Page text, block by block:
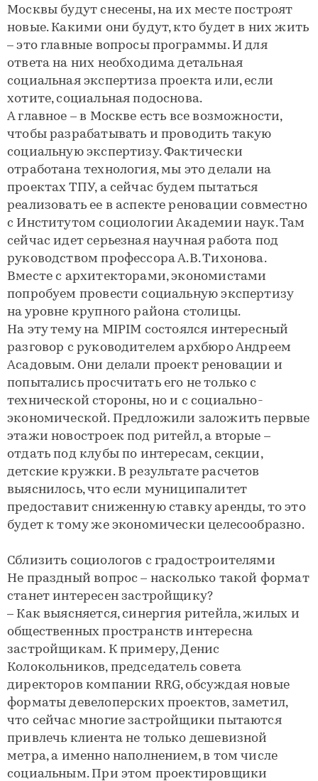
Москвы будут снесены, на их месте построят
новые. Какими они будут, кто будет в них жить
– это главные вопросы программы. И для
ответа на них необходима детальная
социальная экспертиза проекта или, если
хотите, социальная подоснова.
А главное – в Москве есть все возможности,
чтобы разрабатывать и проводить такую
социальную экспертизу. Фактически
отработана технология, мы это делали на
проектах ТПУ, а сейчас будем пытаться
реализовать ее в аспекте реновации совместно
с Институтом социологии Академии наук. Там
сейчас идет серьезная научная работа под
руководством профессора А.В. Тихонова.
Вместе с архитекторами, экономистами
попробуем провести социальную экспертизу
на уровне крупного района столицы.
На эту тему на MIPIM состоялся интересный
разговор с руководителем архбюро Андреем
Асадовым. Они делали проект реновации и
попытались просчитать его не только с
технической стороны, но и с социально-
экономической. Предложили заложить первые
этажи новостроек под ритейл, а вторые –
отдать под клубы по интересам, секции,
детские кружки. В результате расчетов
выяснилось, что если муниципалитет
предоставит сниженную ставку аренды, то это
будет к тому же экономически целесообразно.
Сблизить социологов с градостроителями
Не праздный вопрос – насколько такой формат
станет интересен застройщику?
– Как выясняется, синергия ритейла, жилых и
общественных пространств интересна
застройщикам. К примеру, Денис
Колокольников, председатель совета
директоров компании RRG, обсуждая новые
форматы девелоперских проектов, заметил,
что сейчас многие застройщики пытаются
привлечь клиента не только дешевизной
метра, а именно наполнением, в том числе
социальным. При этом проектировщики